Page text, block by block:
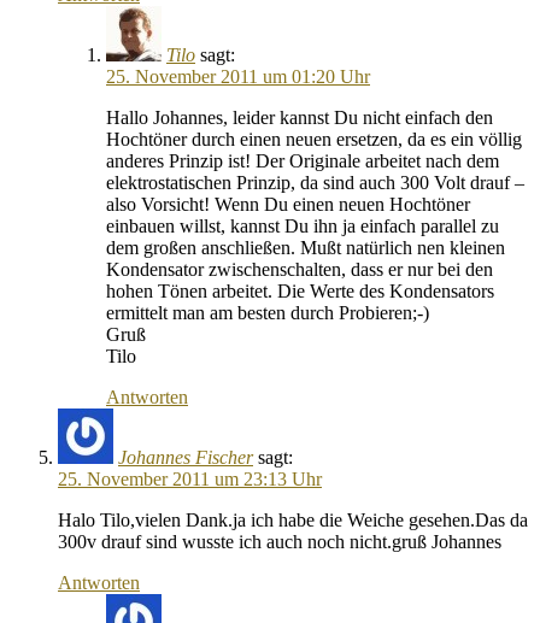
Tilo sagt:
25. November 2011 um 01:20 Uhr
Hallo Johannes, leider kannst Du nicht einfach den
Hochtöner durch einen neuen ersetzen, da es ein völlig
anderes Prinzip ist! Der Originale arbeitet nach dem
elektrostatischen Prinzip, da sind auch 300 Volt drauf –
also Vorsicht! Wenn Du einen neuen Hochtöner
einbauen willst, kannst Du ihn ja einfach parallel zu
dem großen anschließen. Mußt natürlich nen kleinen
Kondensator zwischenschalten, dass er nur bei den
hohen Tönen arbeitet. Die Werte des Kondensators
ermittelt man am besten durch Probieren;-)
Gruß
Tilo
Antworten
Johannes Fischer sagt:
25. November 2011 um 23:13 Uhr
Halo Tilo,vielen Dank.ja ich habe die Weiche gesehen.Das da
300v drauf sind wusste ich auch noch nicht.gruß Johannes
Antworten